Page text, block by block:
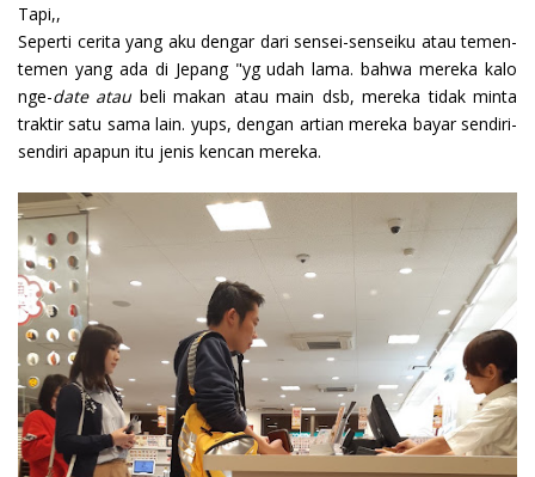
Tapi,,
Seperti cerita yang aku dengar dari sensei-senseiku atau temen-
temen yang ada di Jepang "yg udah lama. bahwa mereka kalo
nge-date atau beli makan atau main dsb, mereka tidak minta
traktir satu sama lain. yups, dengan artian mereka bayar sendiri-
sendiri apapun itu jenis kencan mereka.